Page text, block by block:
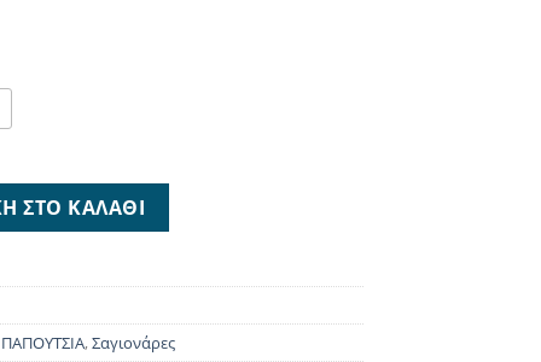
3 ποσότητα
ΣΤΟ ΚΑΛΆΘΙ
ΠΑΠΟΥΤΣΙΑ,Σαγιονάρες